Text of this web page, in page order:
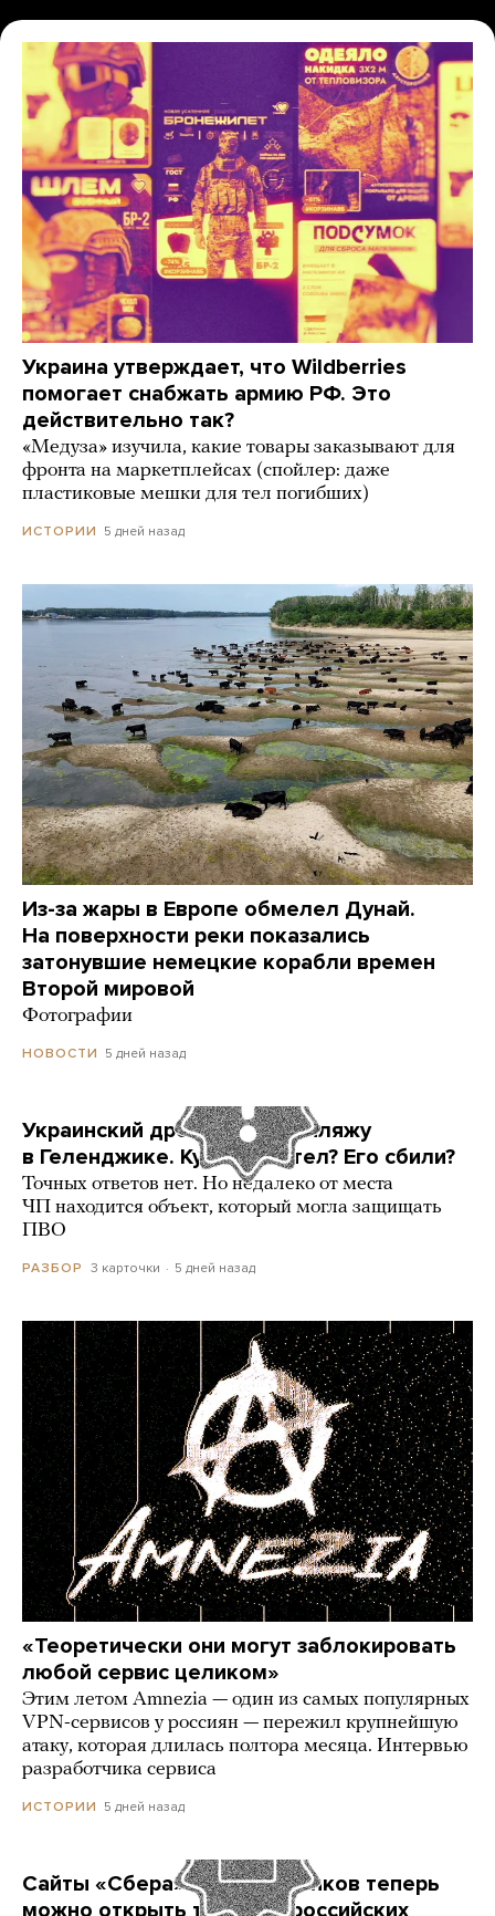
Украина утверждает, что Wildberries
помогает снабжать армию РФ. Это
действительно так?
«Медуза» изучила, какие товары заказывают для
фронта на маркетплейсах (спойлер: даже
пластиковые мешки для тел погибших)
ИСТОРИИ 5 дней назад
Из-за жары в Европе обмелел Дунай.
На поверхности реки показались
затонувшие немецкие корабли времен
Второй мировой
Фотографии
НОВОСТИ 5 дней назад
Украинский дрон попал по пляжу
в Геленджике. Куда он летел? Его сбили?
Точных ответов нет. Но недалеко от места
ЧП находится объект, который могла защищать
ПВО
РАЗБОР 3 карточки 5 дней назад
«Теоретически они могут заблокировать
любой сервис целиком»
Этим летом Amnezia — один из самых популярных
VPN-сервисов у россиян — пережил крупнейшую
атаку, которая длилась полтора месяца. Интервью
разработчика сервиса
ИСТОРИИ 5 дней назад
Сайты «Сбера» и других банков теперь